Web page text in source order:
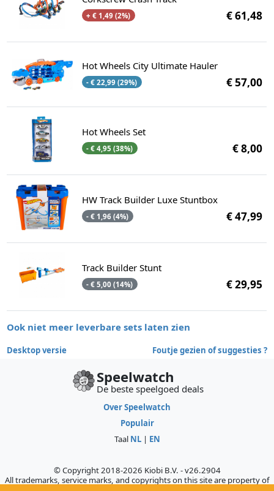
+ € 1,49 (2%) € 61,48
Hot Wheels City Ultimate Hauler
- € 22,99 (29%) € 57,00
Hot Wheels Set
- € 4,95 (38%) € 8,00
HW Track Builder Luxe Stuntbox
- € 1,96 (4%) € 47,99
Track Builder Stunt
- € 5,00 (14%) € 29,95
Ook niet meer leverbare sets laten zien
Desktop versie Foutje gezien of suggesties ?
Speelwatch
De beste speelgoed deals
Over Speelwatch
Populair
Taal NL| EN
© Copyright 2018-2026 Kiobi B.V. - v26.2904
All trademarks, service marks, and copyrights on this site are property of